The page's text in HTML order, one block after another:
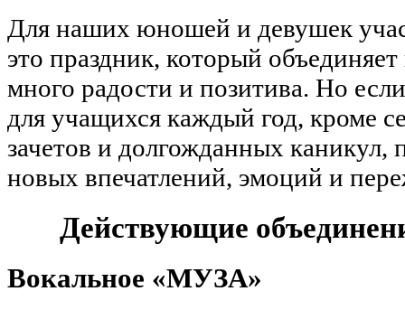
Для наших юношей и девушек
это праздник, который
много радости и позитива. Но
для учащихся каждый год, кроме
зачетов и долгожданных каникул,
новых впечатлений, эмоций и
Действующие
Вокальное «МУЗА»